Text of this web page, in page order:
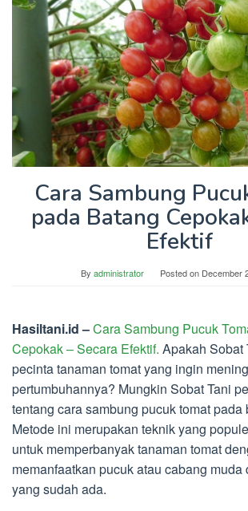
Cara Sambung
pada Batang
Efektif
By administrator Posted on December
Hasiltani.id –Cara Sambung Pucuk
Cepokak – Secara Efektif. Apakah Sobat
pecinta tanaman tomat yang ingin
pertumbuhannya? Mungkin Sobat Tani
tentang cara sambung pucuk tomat pada
Metode ini merupakan teknik yang
untuk memperbanyak tanaman tomat
memanfaatkan pucuk atau cabang muda
yang sudah ada.